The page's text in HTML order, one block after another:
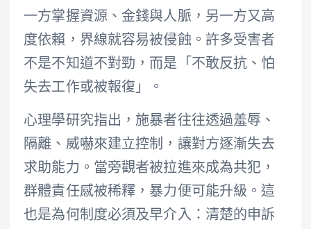
一方掌握資源、金錢與人脈，另一方又高
度依賴，界線就容易被侵蝕。許多受害者
不是不知道不對勁，而是「不敢反抗、怕
失去工作或被報復」。
心理學研究指出，施暴者往往透過羞辱、
隔離、威嚇來建立控制，讓對方逐漸失去
求助能力。當旁觀者被拉進來成為共犯，
群體責任感被稀釋，暴力便可能升級。這
也是為何制度必須及早介入：清楚的申訴